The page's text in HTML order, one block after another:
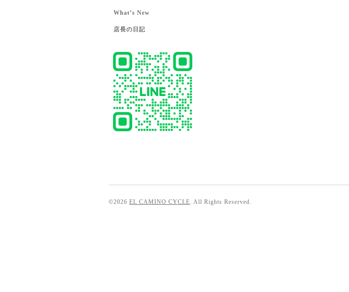
What’s New
店長の日記
©2026 EL CAMINO CYCLE. All Rights Reserved.